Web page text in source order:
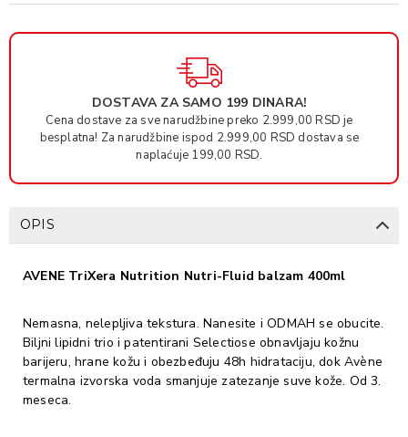
DOSTAVA ZA SAMO 199 DINARA!
Cena dostave za sve narudžbine preko 2.999,00 RSD je
besplatna! Za narudžbine ispod 2.999,00 RSD dostava se
naplaćuje 199,00 RSD.
OPIS
AVENE TriXera Nutrition Nutri-Fluid balzam 400ml
Nemasna, nelepljiva tekstura. Nanesite i ODMAH se obucite.
Biljni lipidni trio i patentirani Selectiose obnavljaju kožnu
barijeru, hrane kožu i obezbeđuju 48h hidrataciju, dok Avène
termalna izvorska voda smanjuje zatezanje suve kože. Od 3.
meseca.